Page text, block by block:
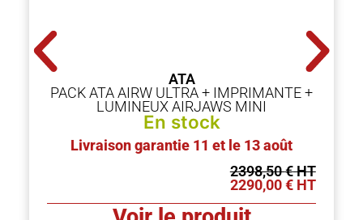
ATA
PACK ATA AIRW ULTRA + IMPRIMANTE +
LUMINEUX AIRJAWS MINI
En stock
Livraison garantie 11 et le 13 août
2398,50€
2290,00€